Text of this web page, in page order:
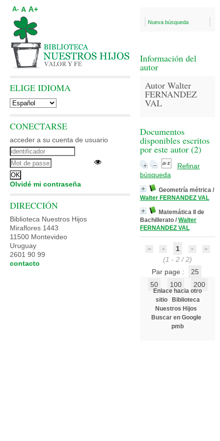
Nueva búsqueda
Información del
autor
Autor Walter
FERNANDEZ
VAL
Documentos
disponibles escritos
por este autor (2)
Refinar
búsqueda
Geometría métrica /
Walter FERNANDEZ VAL
Matemática II de
Bachillerato / Walter
FERNANDEZ VAL
1
(1 - 2 / 2)
Par page :
25
50
100 200
Enlace hacia otro
sitio
Biblioteca
Nuestros Hijos
Buscar en Google
pmb
A- A A+
ELIGE IDIOMA
CONECTARSE
acceder a su cuenta de usuario
Olvidé mi contraseña
DIRECCIÓN
Biblioteca Nuestros Hijos
Miraflores 1443
11500 Montevideo
Uruguay
2601 90 99
contacto